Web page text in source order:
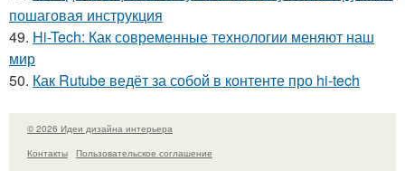
пошаговая инструкция
49. Hi-Tech: Как современные технологии меняют наш
мир
50. Как Rutube ведёт за собой в контенте про hi-tech
© 2026 Идеи дизайна интерьера
Контакты
Пользовательское соглашение